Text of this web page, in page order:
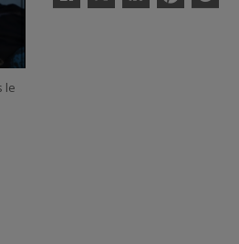
Facebook LinkedinPinterestEnvoyer
le